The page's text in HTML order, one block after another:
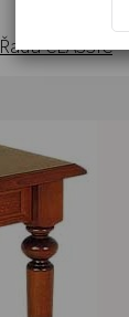
Řada CLASSIC